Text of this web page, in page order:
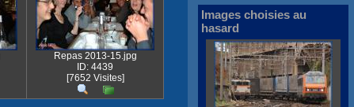
Repas 2013-15.jpg
ID: 4439
[7652 Visites]
Images choisies au
hasard